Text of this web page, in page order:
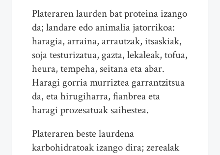
Plateraren laurden bat proteina izango
da; landare edo animalia jatorrikoa:
haragia, arraina, arrautzak, itsaskiak,
soja testurizatua, gazta, lekaleak, tofua,
heura, tempeha, seitana eta abar.
Haragi gorria murriztea garrantzitsua
da, eta hirugiharra, fianbrea eta
haragi prozesatuak saihestea.
Plateraren beste laurdena
karbohidratoak izango dira; zerealak